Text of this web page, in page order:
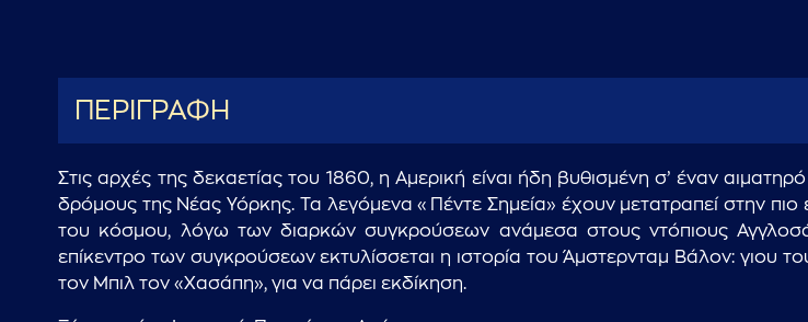
ΠΕΡΙΓΡΑΦΗ
Στις αρχές της δεκαετίας του 1860, η Αμερική είναι ήδη βυθισμένη σ’ έναν
δρόμους της Νέας Υόρκης. Τα λεγόμενα «Πέντε Σημεία» έχουν μετατραπεί στην πιο
του κόσμου, λόγω των διαρκών συγκρούσεων ανάμεσα στους ντόπιους
επίκεντρο των συγκρούσεων εκτυλίσσεται η ιστορία του Άμστερνταμ Βάλον:
τον Μπιλ τον «Χασάπη», για να πάρει εκδίκηση.